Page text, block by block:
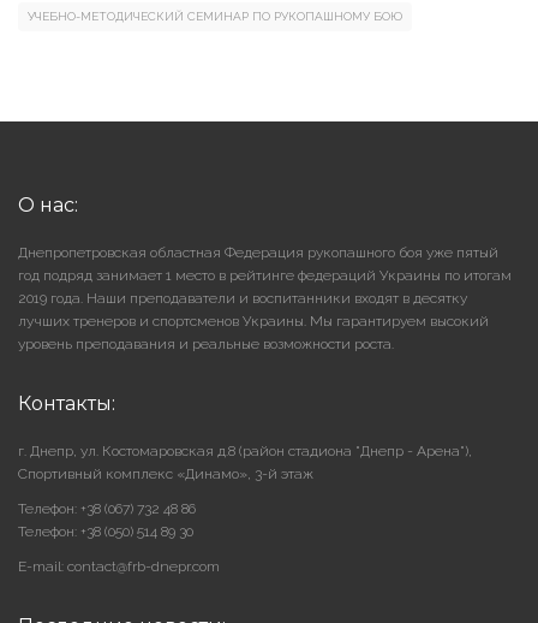
УЧЕБНО-МЕТОДИЧЕСКИЙ СЕМИНАР ПО РУКОПАШНОМУ БОЮ
О нас:
Днепропетровская областная Федерация рукопашного боя уже пятый
год подряд занимает 1 место в рейтинге федераций Украины по итогам
2019 года. Наши преподаватели и воспитанники входят в десятку
лучших тренеров и спортсменов Украины. Мы гарантируем высокий
уровень преподавания и реальные возможности роста.
Контакты:
г. Днепр, ул. Костомаровская д.8 (район стадиона "Днепр - Арена"),
Cпортивный комплекс «Динамо», 3-й этаж
Телефон: +38 (067) 732 48 86
Телефон: +38 (050) 514 89 30
E-mail: contact@frb-dnepr.com